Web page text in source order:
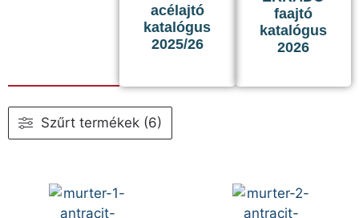
acélajtó
katalógus
2025/26
faajtó
katalógus
2026
Szűrt termékek (6)